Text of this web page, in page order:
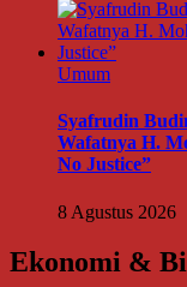
Umum
Syafrudin
Wafatnya H.
No Justice”
8 Agustus 2026
Ekonomi &